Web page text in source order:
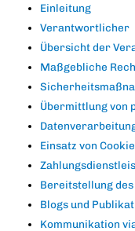
Einleitung
Verantwortlicher
Übersicht der
Maßgebliche
Übermittlung von
Einsatz von
Bereitstellung
Blogs und
Kommunikation